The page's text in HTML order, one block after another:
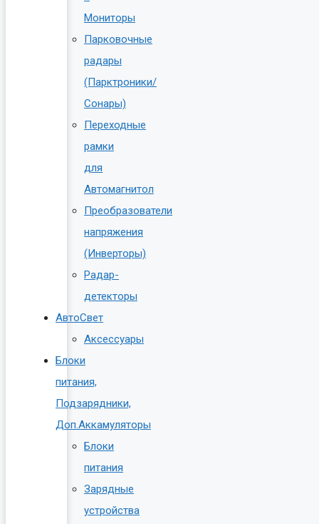
Мониторы
Парковочные
радары
(Парктроники/
Сонары)
Переходные
рамки
для
Автомагнитол
Преобразователи
напряжения
(Инверторы)
Радар-
детекторы
АвтоСвет
Аксессуары
Блоки
питания,
Подзарядники,
Доп.Аккамуляторы
Блоки
питания
Зарядные
устройства